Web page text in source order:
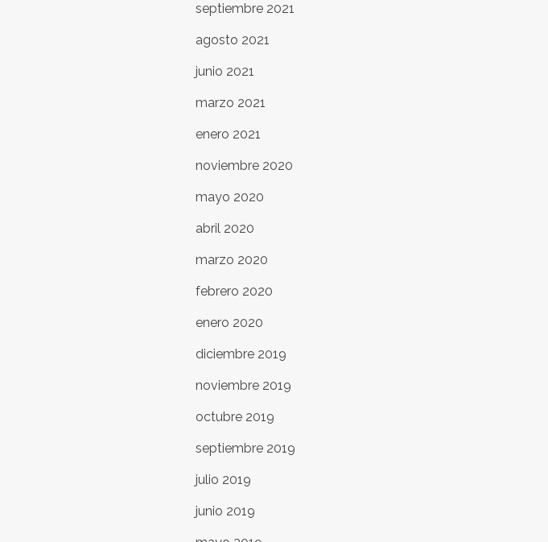
septiembre 2021
agosto 2021
junio 2021
marzo 2021
enero 2021
noviembre 2020
mayo 2020
abril 2020
marzo 2020
febrero 2020
enero 2020
diciembre 2019
noviembre 2019
octubre 2019
septiembre 2019
julio 2019
junio 2019